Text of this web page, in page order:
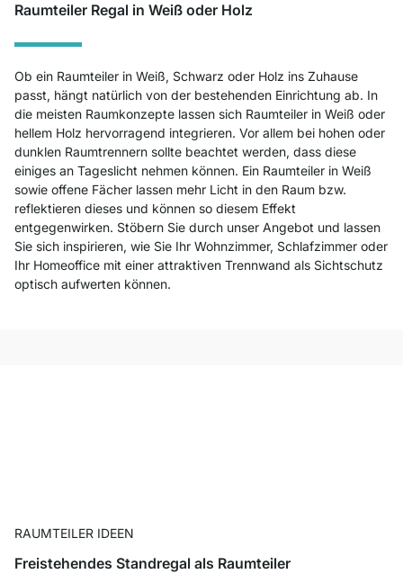
Raumteiler Regal in Weiß oder Holz
Ob ein Raumteiler in Weiß, Schwarz oder Holz ins Zuhause
passt, hängt natürlich von der bestehenden Einrichtung ab. In
die meisten Raumkonzepte lassen sich Raumteiler in Weiß oder
hellem Holz hervorragend integrieren. Vor allem bei hohen oder
dunklen Raumtrennern sollte beachtet werden, dass diese
einiges an Tageslicht nehmen können. Ein Raumteiler in Weiß
sowie offene Fächer lassen mehr Licht in den Raum bzw.
reflektieren dieses und können so diesem Effekt
entgegenwirken. Stöbern Sie durch unser Angebot und lassen
Sie sich inspirieren, wie Sie Ihr Wohnzimmer, Schlafzimmer oder
Ihr Homeoffice mit einer attraktiven Trennwand als Sichtschutz
optisch aufwerten können.
RAUMTEILER IDEEN
Freistehendes Standregal als Raumteiler